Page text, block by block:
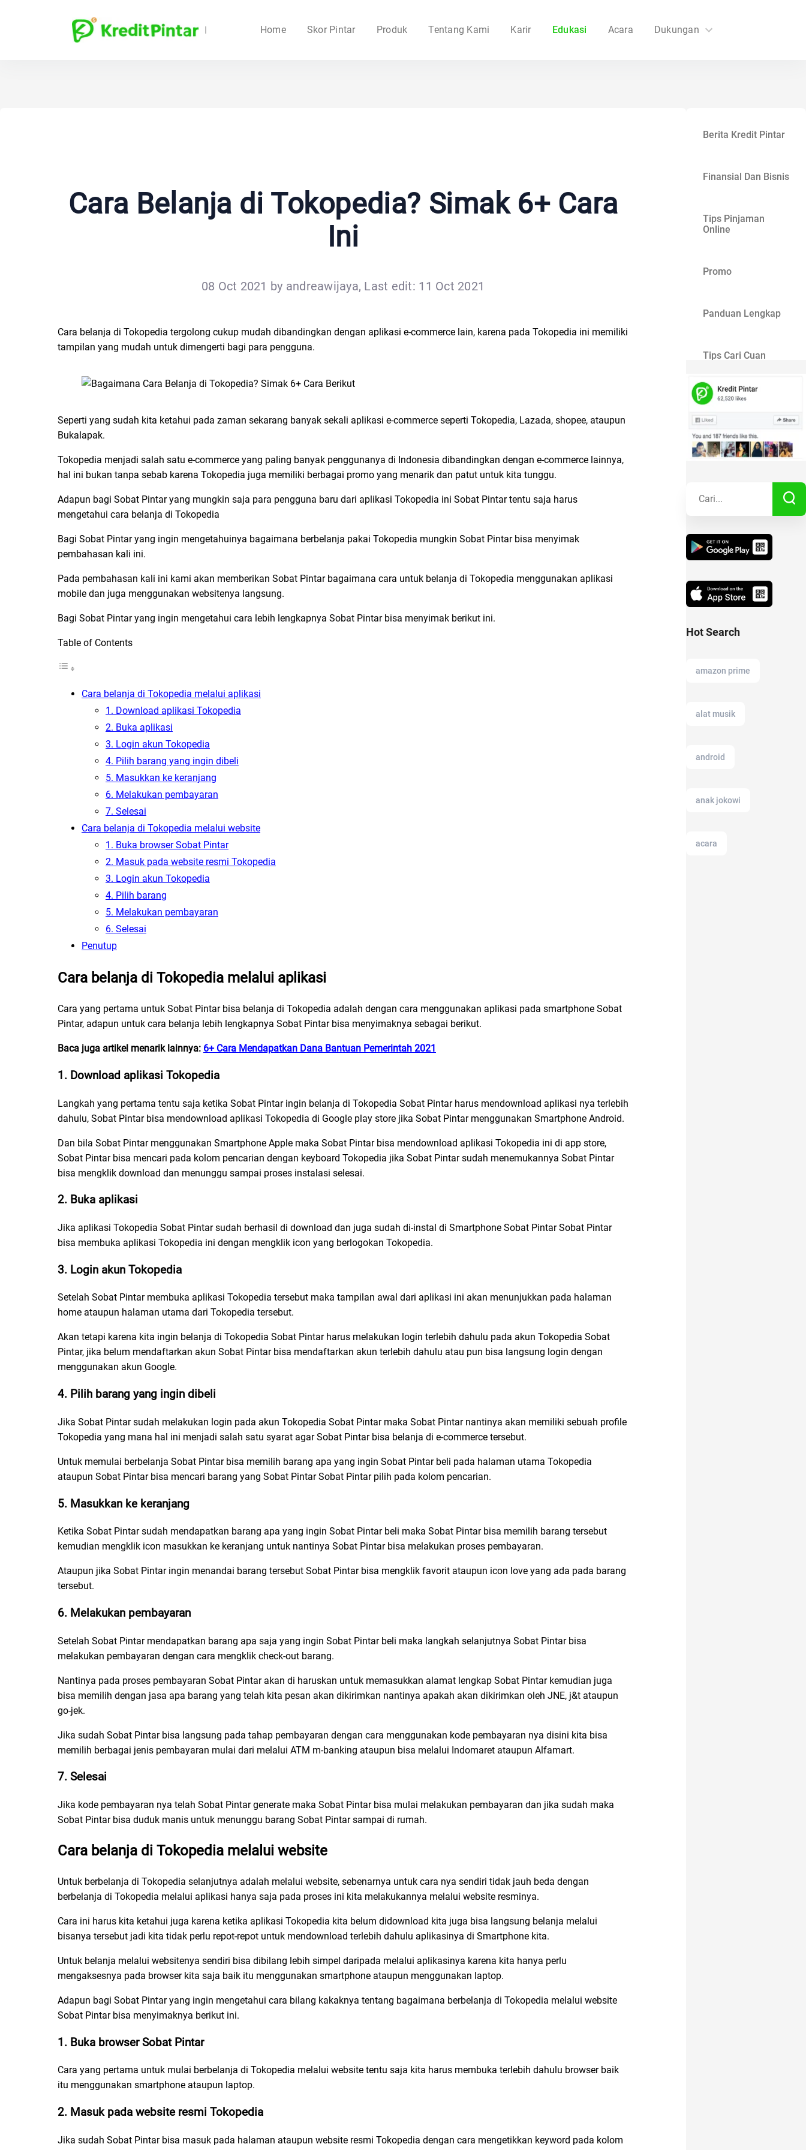
Home Skor Pintar Produk Tentang Kami Karir Edukasi Acara Dukungan
Cara Belanja di Tokopedia? Simak 6+ Cara
Ini
08 Oct 2021 by andreawijaya, Last edit: 11 Oct 2021
Cara belanja di Tokopedia tergolong cukup mudah dibandingkan dengan aplikasi e-commerce lain, karena pada Tokopedia ini memiliki
tampilan yang mudah untuk dimengerti bagi para pengguna.
Seperti yang sudah kita ketahui pada zaman sekarang banyak sekali aplikasi e-commerce seperti Tokopedia, Lazada, shopee, ataupun
Bukalapak.
Tokopedia menjadi salah satu e-commerce yang paling banyak penggunanya di Indonesia dibandingkan dengan e-commerce lainnya,
hal ini bukan tanpa sebab karena Tokopedia juga memiliki berbagai promo yang menarik dan patut untuk kita tunggu.
Adapun bagi Sobat Pintar yang mungkin saja para pengguna baru dari aplikasi Tokopedia ini Sobat Pintar tentu saja harus
mengetahui cara belanja di Tokopedia
Bagi Sobat Pintar yang ingin mengetahuinya bagaimana berbelanja pakai Tokopedia mungkin Sobat Pintar bisa menyimak
pembahasan kali ini.
Pada pembahasan kali ini kami akan memberikan Sobat Pintar bagaimana cara untuk belanja di Tokopedia menggunakan aplikasi
mobile dan juga menggunakan websitenya langsung.
Bagi Sobat Pintar yang ingin mengetahui cara lebih lengkapnya Sobat Pintar bisa menyimak berikut ini.
Table of Contents
Cara belanja di Tokopedia melalui aplikasi
1. Download aplikasi Tokopedia
2. Buka aplikasi
3. Login akun Tokopedia
4. Pilih barang yang ingin dibeli
5. Masukkan ke keranjang
6. Melakukan pembayaran
7. Selesai
Cara belanja di Tokopedia melalui website
1. Buka browser Sobat Pintar
2. Masuk pada website resmi Tokopedia
3. Login akun Tokopedia
4. Pilih barang
5. Melakukan pembayaran
6. Selesai
Penutup
Cara belanja di Tokopedia melalui aplikasi
Cara yang pertama untuk Sobat Pintar bisa belanja di Tokopedia adalah dengan cara menggunakan aplikasi pada smartphone Sobat
Pintar, adapun untuk cara belanja lebih lengkapnya Sobat Pintar bisa menyimaknya sebagai berikut.
Baca juga artikel menarik lainnya: 6+ Cara Mendapatkan Dana Bantuan Pemerintah 2021
1. Download aplikasi Tokopedia
Langkah yang pertama tentu saja ketika Sobat Pintar ingin belanja di Tokopedia Sobat Pintar harus mendownload aplikasi nya terlebih
dahulu, Sobat Pintar bisa mendownload aplikasi Tokopedia di Google play store jika Sobat Pintar menggunakan Smartphone Android.
Dan bila Sobat Pintar menggunakan Smartphone Apple maka Sobat Pintar bisa mendownload aplikasi Tokopedia ini di app store,
Sobat Pintar bisa mencari pada kolom pencarian dengan keyboard Tokopedia jika Sobat Pintar sudah menemukannya Sobat Pintar
bisa mengklik download dan menunggu sampai proses instalasi selesai.
2. Buka aplikasi
Jika aplikasi Tokopedia Sobat Pintar sudah berhasil di download dan juga sudah di-instal di Smartphone Sobat Pintar Sobat Pintar
bisa membuka aplikasi Tokopedia ini dengan mengklik icon yang berlogokan Tokopedia.
3. Login akun Tokopedia
Setelah Sobat Pintar membuka aplikasi Tokopedia tersebut maka tampilan awal dari aplikasi ini akan menunjukkan pada halaman
home ataupun halaman utama dari Tokopedia tersebut.
Akan tetapi karena kita ingin belanja di Tokopedia Sobat Pintar harus melakukan login terlebih dahulu pada akun Tokopedia Sobat
Pintar, jika belum mendaftarkan akun Sobat Pintar bisa mendaftarkan akun terlebih dahulu atau pun bisa langsung login dengan
menggunakan akun Google.
4. Pilih barang yang ingin dibeli
Jika Sobat Pintar sudah melakukan login pada akun Tokopedia Sobat Pintar maka Sobat Pintar nantinya akan memiliki sebuah profile
Tokopedia yang mana hal ini menjadi salah satu syarat agar Sobat Pintar bisa belanja di e-commerce tersebut.
Untuk memulai berbelanja Sobat Pintar bisa memilih barang apa yang ingin Sobat Pintar beli pada halaman utama Tokopedia
ataupun Sobat Pintar bisa mencari barang yang Sobat Pintar Sobat Pintar pilih pada kolom pencarian.
5. Masukkan ke keranjang
Ketika Sobat Pintar sudah mendapatkan barang apa yang ingin Sobat Pintar beli maka Sobat Pintar bisa memilih barang tersebut
kemudian mengklik icon masukkan ke keranjang untuk nantinya Sobat Pintar bisa melakukan proses pembayaran.
Ataupun jika Sobat Pintar ingin menandai barang tersebut Sobat Pintar bisa mengklik favorit ataupun icon love yang ada pada barang
tersebut.
6. Melakukan pembayaran
Setelah Sobat Pintar mendapatkan barang apa saja yang ingin Sobat Pintar beli maka langkah selanjutnya Sobat Pintar bisa
melakukan pembayaran dengan cara mengklik check-out barang.
Nantinya pada proses pembayaran Sobat Pintar akan di haruskan untuk memasukkan alamat lengkap Sobat Pintar kemudian juga
bisa memilih dengan jasa apa barang yang telah kita pesan akan dikirimkan nantinya apakah akan dikirimkan oleh JNE, j&t ataupun
go-jek.
Jika sudah Sobat Pintar bisa langsung pada tahap pembayaran dengan cara menggunakan kode pembayaran nya disini kita bisa
memilih berbagai jenis pembayaran mulai dari melalui ATM m-banking ataupun bisa melalui Indomaret ataupun Alfamart.
7. Selesai
Jika kode pembayaran nya telah Sobat Pintar generate maka Sobat Pintar bisa mulai melakukan pembayaran dan jika sudah maka
Sobat Pintar bisa duduk manis untuk menunggu barang Sobat Pintar sampai di rumah.
Cara belanja di Tokopedia melalui website
Untuk berbelanja di Tokopedia selanjutnya adalah melalui website, sebenarnya untuk cara nya sendiri tidak jauh beda dengan
berbelanja di Tokopedia melalui aplikasi hanya saja pada proses ini kita melakukannya melalui website resminya.
Cara ini harus kita ketahui juga karena ketika aplikasi Tokopedia kita belum didownload kita juga bisa langsung belanja melalui
bisanya tersebut jadi kita tidak perlu repot-repot untuk mendownload terlebih dahulu aplikasinya di Smartphone kita.
Untuk belanja melalui websitenya sendiri bisa dibilang lebih simpel daripada melalui aplikasinya karena kita hanya perlu
mengaksesnya pada browser kita saja baik itu menggunakan smartphone ataupun menggunakan laptop.
Adapun bagi Sobat Pintar yang ingin mengetahui cara bilang kakaknya tentang bagaimana berbelanja di Tokopedia melalui website
Sobat Pintar bisa menyimaknya berikut ini.
1. Buka browser Sobat Pintar
Cara yang pertama untuk mulai berbelanja di Tokopedia melalui website tentu saja kita harus membuka terlebih dahulu browser baik
itu menggunakan smartphone ataupun laptop.
2. Masuk pada website resmi Tokopedia
Jika sudah Sobat Pintar bisa masuk pada halaman ataupun website resmi Tokopedia dengan cara mengetikkan keyword pada kolom
Berita Kredit Pintar
Finansial Dan Bisnis
Tips Pinjaman
Online
Promo
Panduan Lengkap
Tips Cari Cuan
Gaya Hidup
Kisah Sukses
Hot Search
amazon prime
alat musik
android
anak jokowi
acara